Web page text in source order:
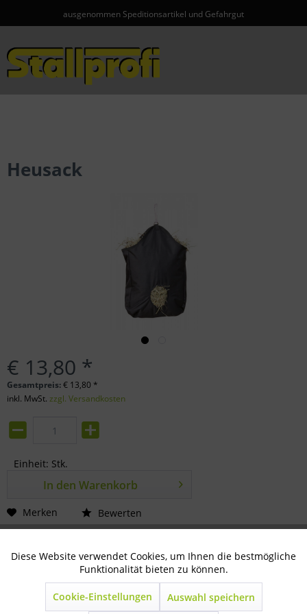
ausgenommen Speditionsartikel und Gefahrgut
Heusack
€ 13,80 *
Gesamtpreis:€ 13,80 *
inkl. MwSt. zzgl. Versandkosten
Einheit: Stk.
In den Warenkorb
Merken Bewerten
schwarz, 65x50cm ideal für Turniere, beim Transport...
Technisch notwendig Aktiv
Marketing Inaktiv
Diese Website verwendet Cookies, um Ihnen die bestmögliche
Funktionalität bieten zu können.
Cookie-Einstellungen Auswahl speichern